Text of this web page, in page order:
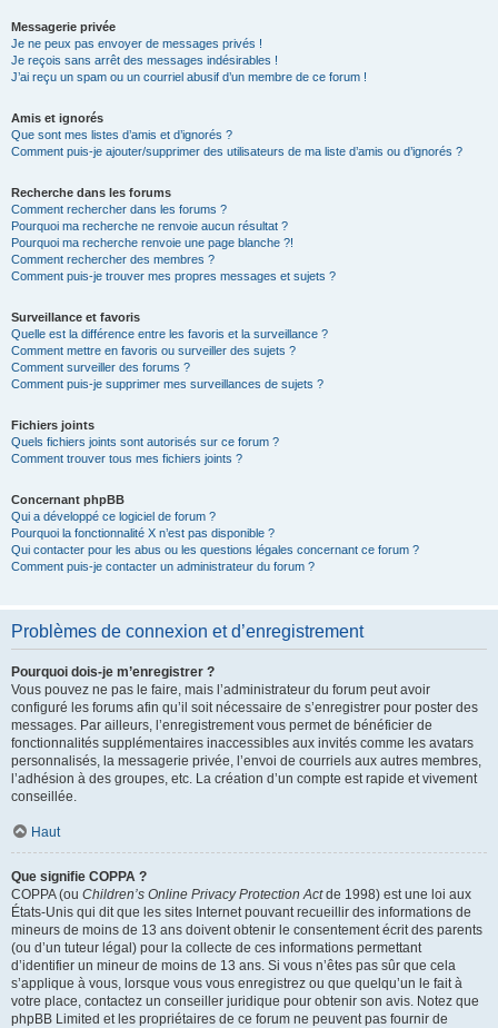
Messagerie privée
Je ne peux pas envoyer de messages privés !
Je reçois sans arrêt des messages indésirables !
J’ai reçu un spam ou un courriel abusif d’un membre de ce forum !
Amis et ignorés
Que sont mes listes d’amis et d’ignorés ?
Comment puis-je ajouter/supprimer des utilisateurs de ma liste d’amis ou d’ignorés ?
Recherche dans les forums
Comment rechercher dans les forums ?
Pourquoi ma recherche ne renvoie aucun résultat ?
Pourquoi ma recherche renvoie une page blanche ?!
Comment rechercher des membres ?
Comment puis-je trouver mes propres messages et sujets ?
Surveillance et favoris
Quelle est la différence entre les favoris et la surveillance ?
Comment mettre en favoris ou surveiller des sujets ?
Comment surveiller des forums ?
Comment puis-je supprimer mes surveillances de sujets ?
Fichiers joints
Quels fichiers joints sont autorisés sur ce forum ?
Comment trouver tous mes fichiers joints ?
Concernant phpBB
Qui a développé ce logiciel de forum ?
Pourquoi la fonctionnalité X n’est pas disponible ?
Qui contacter pour les abus ou les questions légales concernant ce forum ?
Comment puis-je contacter un administrateur du forum ?
Problèmes de connexion et d’enregistrement
Pourquoi dois-je m’enregistrer ?
Vous pouvez ne pas le faire, mais l’administrateur du forum peut avoir
configuré les forums afin qu’il soit nécessaire de s’enregistrer pour poster des
messages. Par ailleurs, l’enregistrement vous permet de bénéficier de
fonctionnalités supplémentaires inaccessibles aux invités comme les avatars
personnalisés, la messagerie privée, l’envoi de courriels aux autres membres,
l’adhésion à des groupes, etc. La création d’un compte est rapide et vivement
conseillée.
Haut
Que signifie COPPA ?
COPPA (ou Children’s Online Privacy Protection Actde 1998) est une loi aux
États-Unis qui dit que les sites Internet pouvant recueillir des informations de
mineurs de moins de 13 ans doivent obtenir le consentement écrit des parents
(ou d’un tuteur légal) pour la collecte de ces informations permettant
d’identifier un mineur de moins de 13 ans. Si vous n’êtes pas sûr que cela
s’applique à vous, lorsque vous vous enregistrez ou que quelqu’un le fait à
votre place, contactez un conseiller juridique pour obtenir son avis. Notez que
phpBB Limited et les propriétaires de ce forum ne peuvent pas fournir de